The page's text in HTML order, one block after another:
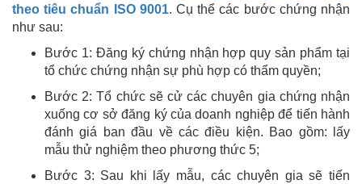
theo tiêu chuẩn ISO 9001. Cụ thể các bước chứng nhận
như sau:
Bước 1: Đăng ký chứng nhận hợp quy sản phẩm tại
tổ chức chứng nhận sự phù hợp có thẩm quyền;
Bước 2: Tổ chức sẽ cử các chuyên gia chứng nhận
xuống cơ sở đăng ký của doanh nghiệp để tiến hành
đánh giá ban đầu về các điều kiện. Bao gồm: lấy
mẫu thử nghiệm theo phương thức 5;
Bước 3: Sau khi lấy mẫu, các chuyên gia sẽ tiến